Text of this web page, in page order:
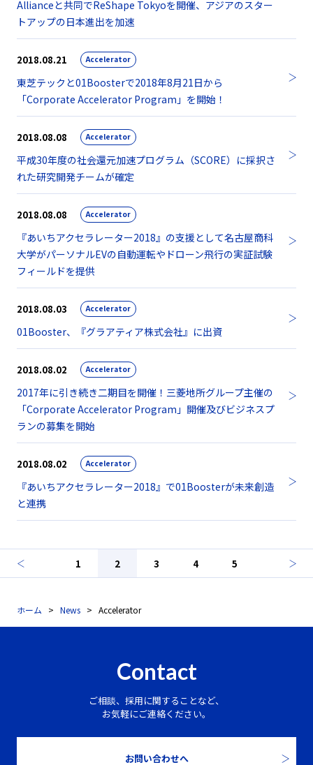
Allianceと共同でReShape Tokyoを開催、アジアのスター
トアップの日本進出を加速
2018.08.21 Accelerator
東芝テックと01Boosterで2018年8月21日から
「Corporate Accelerator Program」を開始！
2018.08.08 Accelerator
平成30年度の社会還元加速プログラム（SCORE）に採択さ
れた研究開発チームが確定
2018.08.08 Accelerator
『あいちアクセラレーター2018』の支援として名古屋商科
大学がパーソナルEVの自動運転やドローン飛行の実証試験
フィールドを提供
2018.08.03 Accelerator
01Booster、『グラアティア株式会社』に出資
2018.08.02 Accelerator
2017年に引き続き二期目を開催！三菱地所グループ主催の
「Corporate Accelerator Program」開催及びビジネスプ
ランの募集を開始
2018.08.02 Accelerator
『あいちアクセラレーター2018』で01Boosterが未来創造
と連携
1 2 3 4 5
ホーム News Accelerator
Contact
ご相談、採用に関することなど、
お気軽にご連絡ください。
お問い合わせへ